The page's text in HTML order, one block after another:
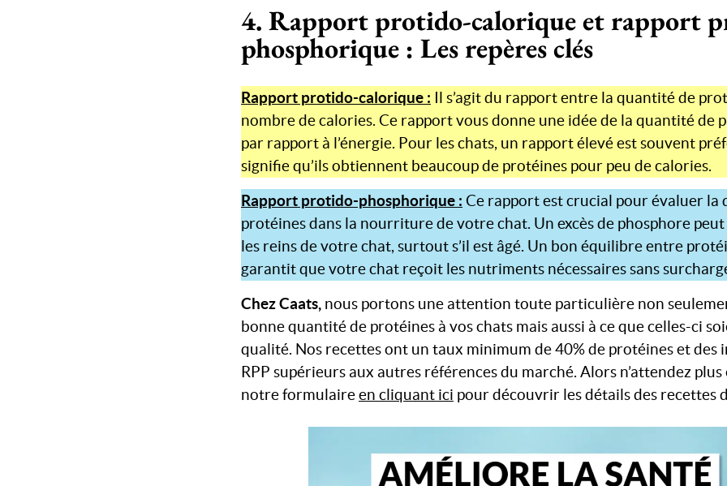
4. Rapport protido-calorique et rapport
phosphorique : Les repères clés
Rapport protido-calorique : Il s’agit du rapport entre la quantité de
nombre de calories. Ce rapport vous donne une idée de la quantité de
par rapport à l’énergie. Pour les chats, un rapport élevé est souvent
signifie qu’ils obtiennent beaucoup de protéines pour peu de calories.
Rapport protido-phosphorique : Ce rapport est crucial pour évaluer la
protéines dans la nourriture de votre chat. Un excès de phosphore
les reins de votre chat, surtout s’il est âgé. Un bon équilibre entre
garantit que votre chat reçoit les nutriments nécessaires sans
Chez Caats, nous portons une attention toute particulière non
bonne quantité de protéines à vos chats mais aussi à ce que celles-ci
qualité. Nos recettes ont un taux minimum de 40% de protéines et des
RPP supérieurs aux autres références du marché. Alors n’attendez
notre formulaireen cliquant ici pour découvrir les détails des recettes